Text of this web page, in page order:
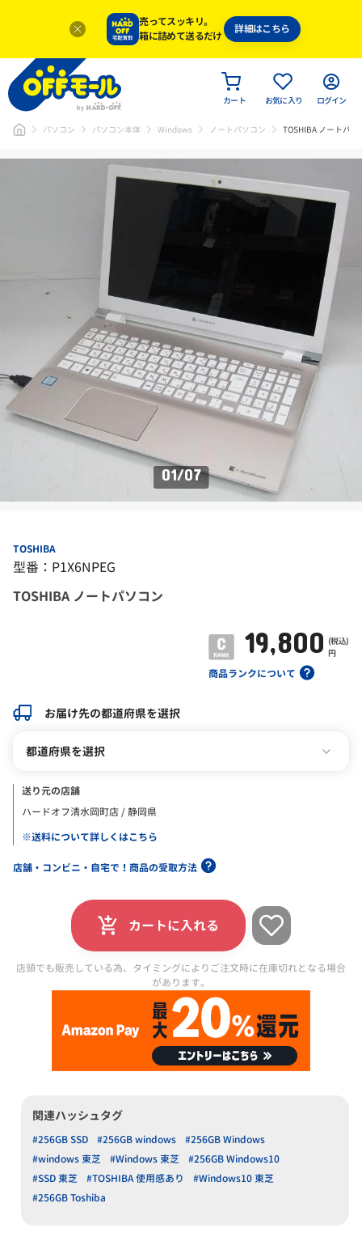
売ってスッキリ。
箱に詰めて送るだけ
詳細はこちら
カート お気に入り ログイン
パソコン パソコン本体 Windows ノートパソコン TOSHIBA ノートパソ
01/07
TOSHIBA
型番：P1X6NPEG
TOSHIBA ノートパソコン
商品ランクについて
19,800 (税込)
円
お届け先の都道府県を選択
都道府県を選択
送り元の店舗
ハードオフ清水岡町店 / 静岡県
※送料について詳しくはこちら
店舗・コンビニ・自宅で！商品の受取方法
カートに入れる
店頭でも販売している為、タイミングによりご注文時に在庫切れとなる場合
があります。
関連ハッシュタグ
#256GB SSD #256GB windows
#256GB Windows
#windows 東芝
#Windows 東芝
#256GB Windows10
#SSD 東芝
#TOSHIBA 使用感あり
#Windows10 東芝
#256GB Toshiba